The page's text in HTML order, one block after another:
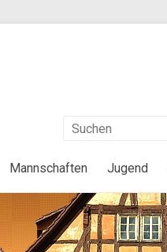
Mannschaften Jugend